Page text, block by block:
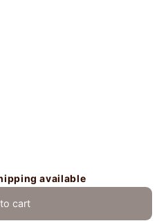
available
cart